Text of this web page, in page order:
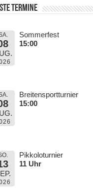
Termine
Sommerfest
15:00
Breitensportturnier
15:00
Pikkoloturnier
11 Uhr